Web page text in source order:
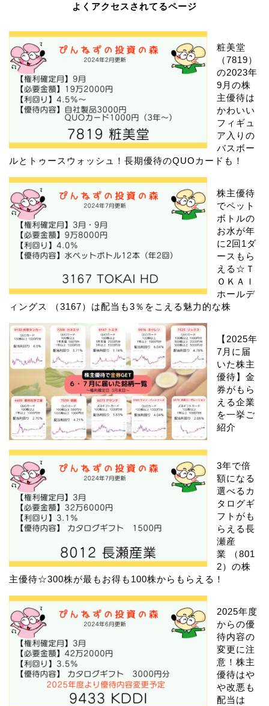
よくアクセスされてるページ
粧美堂
（7819）
の2023年
9月の株
主優待は
かわいい
フィギュ
ア入りの
バスボー
ルとトゥースウォッシュ！長期優待のQUOカードも！
株主優待
でペット
ボトルの
お水が年
に2回1ダ
ースもら
える☆Ｔ
ＯＫＡＩ
ホールデ
ィングス （3167）は配当も3％をこえる魅力的な株
【2025年
7月に届
いた株主
優待】金
券がもら
える企業
を一挙ご
紹介
3年で倍
額になる
選べるカ
タログギ
フトがも
らえる長
瀬産
業 （801
2）の株
主優待☆300株が最もお得も100株からもらえる！
2025年度
からの優
待内容の
変更に注
意！株主
優待はや
や改悪も
配当は